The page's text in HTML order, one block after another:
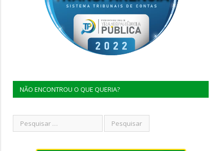
NÃO ENCONTROU O QUE QUERIA?